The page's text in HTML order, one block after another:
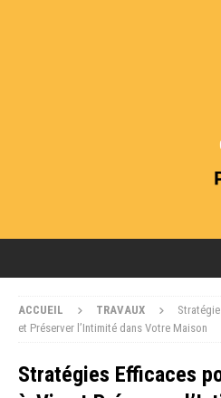
ACCUEIL TRAVAUX
et Préserver l’Intimité dans Votre Maison
Stratégies Efficaces